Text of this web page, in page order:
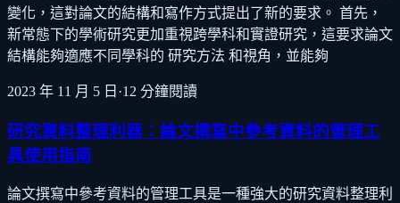
變化，這對論文的結構和寫作方式提出了新的要求。 首先，
新常態下的學術研究更加重視跨學科和實證研究，這要求論文
結構能夠適應不同學科的 研究方法 和視角，並能夠
2023 年 11 月 5 日 ·12 分鐘閱讀
研究資料整理利器：論文撰寫中參考資料的管理工
具使用指南
論文撰寫中參考資料的管理工具是一種強大的研究資料整理利